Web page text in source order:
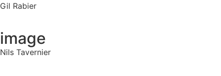
Gil Rabier
image
Nils Tavernier